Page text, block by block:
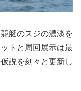
艇のスジの濃淡を
トと周回展示は最
説を刻々と更新し